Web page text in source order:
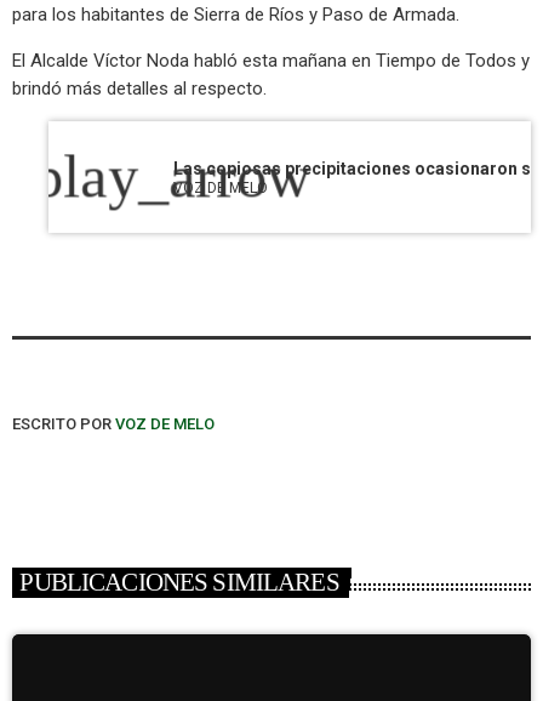
para los habitantes de Sierra de Ríos y Paso de Armada.
El Alcalde Víctor Noda habló esta mañana en Tiempo de Todos y
brindó más detalles al respecto.
play_arrow
VOZ DE MELO
ESCRITO POR VOZ DE MELO
PUBLICACIONES SIMILARES